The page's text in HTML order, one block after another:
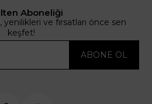
Aboneliği
ve fırsatları önce sen
keşfet!
ABONE OL